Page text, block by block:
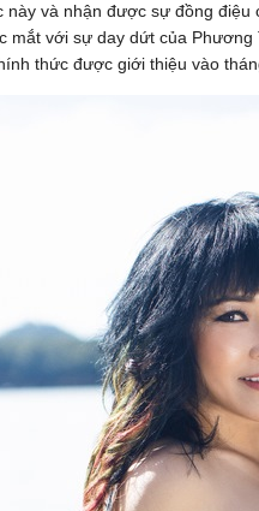
này và nhận được sự đồng
mắt với sự day dứt của Phương
thức được giới thiệu vào